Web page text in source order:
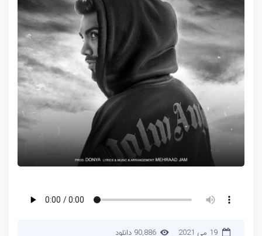
19 می 2021 90,886 دانلود